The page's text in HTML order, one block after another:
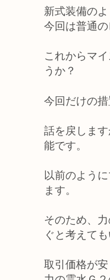
新式装備の
今回は普通
これからマ
うか？
今回だけの
話を戻しま
能です。
以前のよう
ます。
そのため、
ぐと考えて
取引価格が